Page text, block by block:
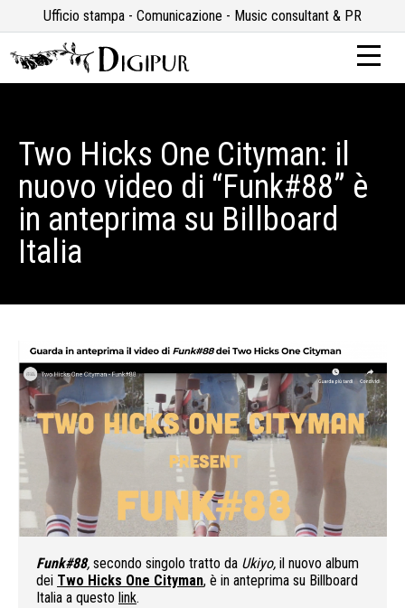
Ufficio stampa - Comunicazione - Music consultant & PR
Two Hicks One Cityman: il
nuovo video di “Funk#88” è
in anteprima su Billboard
Italia
Funk#88, secondo singolo tratto da Ukiyo, il nuovo album
dei Two Hicks One Cityman, è in anteprima su Billboard
Italia a questo link.